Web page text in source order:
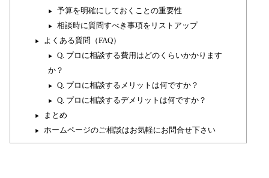
予算を明確にしておくことの重要性
相談時に質問すべき事項をリストアップ
よくある質問（FAQ）
Q. プロに相談する費用はどのくらいかかります
か？
Q. プロに相談するメリットは何ですか？
Q. プロに相談するデメリットは何ですか？
まとめ
ホームページのご相談はお気軽にお問合せ下さい